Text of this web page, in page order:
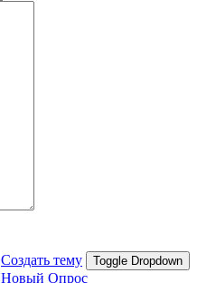
Создать тему Toggle Dropdown
Новый Опрос